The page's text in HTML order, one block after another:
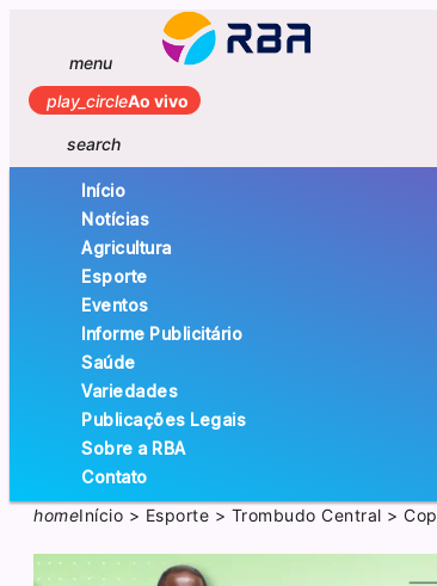
menu
play_circleAo vivo
search
Início
Notícias
Agricultura
Esporte
Eventos
Informe Publicitário
Saúde
Variedades
Publicações Legais
Sobre a RBA
Contato
homeInício > Esporte > Trombudo Central >